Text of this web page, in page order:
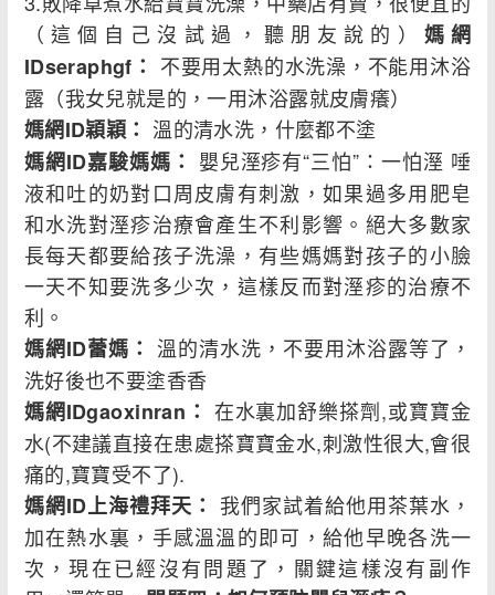
（這個自己沒試過，聽朋友說的） 媽網
IDseraphgf： 不要用太熱的水洗澡，不能用沐浴
露（我女兒就是的，一用沐浴露就皮膚癢）
媽網ID穎穎： 溫的清水洗，什麼都不塗
媽網ID嘉駿媽媽： 嬰兒溼疹有“三怕”：一怕溼 唾
液和吐的奶對口周皮膚有刺激，如果過多用肥皂
和水洗對溼疹治療會產生不利影響。絕大多數家
長每天都要給孩子洗澡，有些媽媽對孩子的小臉
一天不知要洗多少次，這樣反而對溼疹的治療不
利。
媽網ID蕾媽： 溫的清水洗，不要用沐浴露等了，
洗好後也不要塗香香
媽網IDgaoxinran： 在水裏加舒樂搽劑,或寶寶金
水(不建議直接在患處搽寶寶金水,刺激性很大,會很
痛的,寶寶受不了).
媽網ID上海禮拜天： 我們家試着給他用茶葉水，
加在熱水裏，手感溫溫的即可，給他早晚各洗一
次，現在已經沒有問題了，關鍵這樣沒有副作